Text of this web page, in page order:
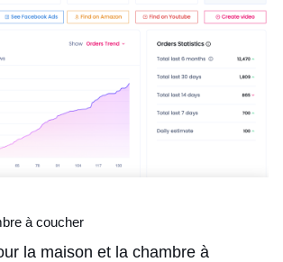
à coucher
la maison et la chambre à